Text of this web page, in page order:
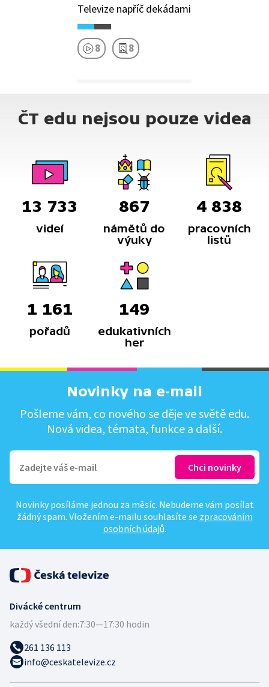
Televize napříč dekádami
8 8
ČT edu nejsou pouze videa
13 733
videí
867
námětů do
výuky
4 838
pracovních
listů
1 161
pořadů
149
edukativních
her
Novinky na e-mail
Pošleme vám, co nového se děje ve světě edu.
Nová videa, témata, funkce a další.
Novinky posíláme jednou za měsíc. Nebudeme vám posílat
žádný spam. Vložením e-mailu souhlasíte se zpracováním
osobních údajů.